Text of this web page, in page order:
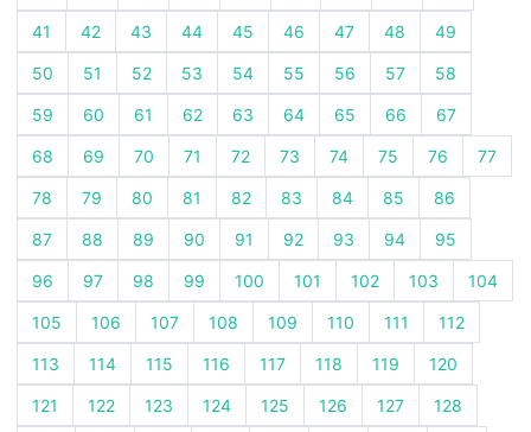
41 42 43 44 45 46 47 48 49
50 51 52 53 54 55 56 57 58
59 60 61 62 63 64 65 66 67
68 69 70 71 72 73 74 75 76 77
78 79 80 81 82 83 84 85 86
87 88 89 90 91 92 93 94 95
96 97 98 99 100 101 102 103 104
105 106 107 108 109 110 111 112
113 114 115 116 117 118 119 120
121 122 123 124 125 126 127 128